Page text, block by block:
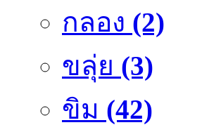
กลอง (2)
ขลุ่ย (3)
ขิม (42)